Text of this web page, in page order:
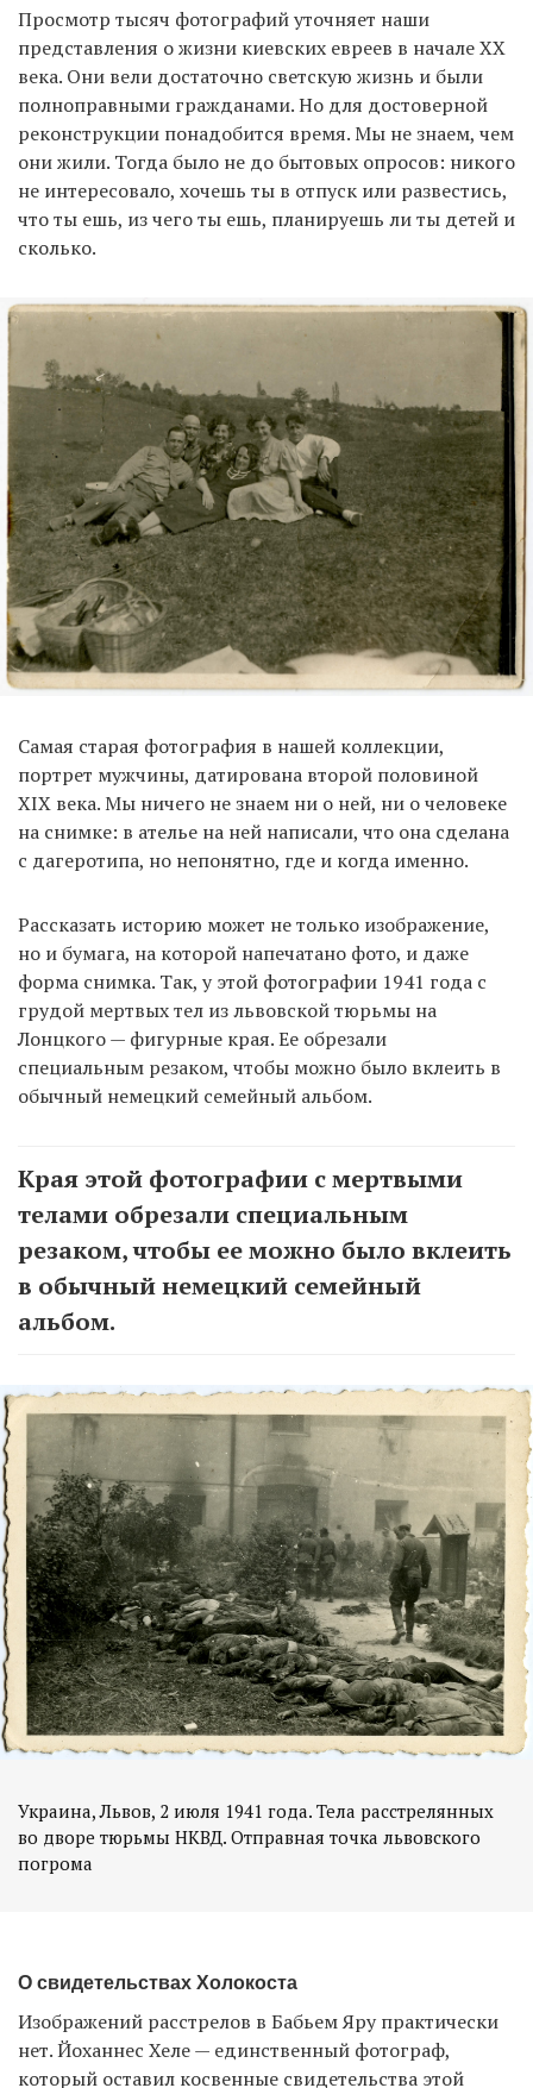
Просмотр тысяч фотографий уточняет наши
представления о жизни киевских евреев в начале XX
века. Они вели достаточно светскую жизнь и были
полноправными гражданами. Но для достоверной
реконструкции понадобится время. Мы не знаем, чем
они жили. Тогда было не до бытовых опросов: никого
не интересовало, хочешь ты в отпуск или развестись,
что ты ешь, из чего ты ешь, планируешь ли ты детей и
сколько.
Самая старая фотография в нашей коллекции,
портрет мужчины, датирована второй половиной
XIX века. Мы ничего не знаем ни о ней, ни о человеке
на снимке: в ателье на ней написали, что она сделана
с дагеротипа, но непонятно, где и когда именно.
Рассказать историю может не только изображение,
но и бумага, на которой напечатано фото, и даже
форма снимка. Так, у этой фотографии 1941 года с
грудой мертвых тел из львовской тюрьмы на
Лонцкого — фигурные края. Ее обрезали
специальным резаком, чтобы можно было вклеить в
обычный немецкий семейный альбом.
Края этой фотографии с мертвыми
телами обрезали специальным
резаком, чтобы ее можно было вклеить
в обычный немецкий семейный
альбом.
Украина, Львов, 2 июля 1941 года. Тела расстрелянных
во дворе тюрьмы НКВД. Отправная точка львовского
погрома
О свидетельствах Холокоста
Изображений расстрелов в Бабьем Яру практически
нет. Йоханнес Хеле — единственный фотограф,
который оставил косвенные свидетельства этой